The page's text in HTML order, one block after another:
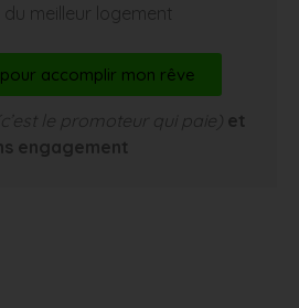
du meilleur logement
accomplir mon rêve
(c’est le promoteur qui paie) et
engagement